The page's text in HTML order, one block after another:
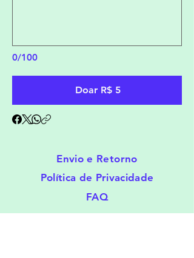
0/100
Doar R$ 5
Envio e Retorno
Política de Privacidade
FAQ